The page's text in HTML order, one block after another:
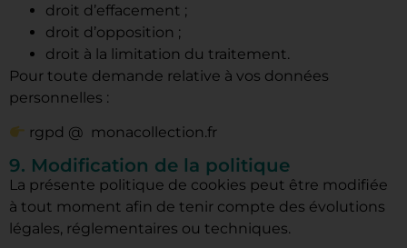
droit d’effacement ;
droit d’opposition ;
droit à la limitation du traitement.
Pour toute demande relative à vos données
personnelles :
rgpd @ monacollection.fr
9. Modification de la politique
La présente politique de cookies peut être modifiée
à tout moment afin de tenir compte des évolutions
légales, réglementaires ou techniques.